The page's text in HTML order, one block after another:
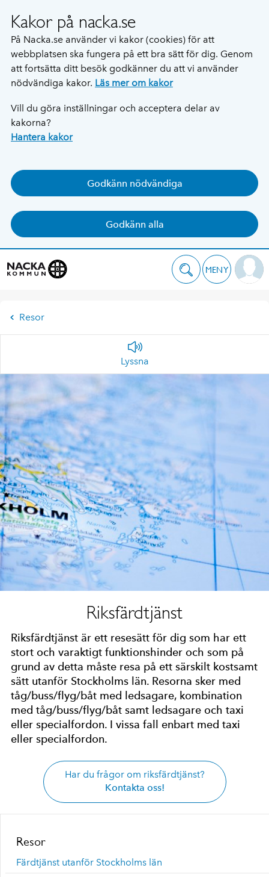
Kakor på nacka.se
På Nacka.se använder vi kakor (cookies) för att
webbplatsen ska fungera på ett bra sätt för dig. Genom
att fortsätta ditt besök godkänner du att vi använder
nödvändiga kakor. Läs mer om kakor
Vill du göra inställningar och acceptera delar av
kakorna?
Hantera kakor
Godkänn nödvändiga
Godkänn alla
MENY
Resor
Lyssna
Riksfärdtjänst
Riksfärdtjänst är ett resesätt för dig som har ett
stort och varaktigt funktionshinder och som på
grund av detta måste resa på ett särskilt kostsamt
sätt utanför Stockholms län. Resorna sker med
tåg/buss/flyg/båt med ledsagare, kombination
med tåg/buss/flyg/båt samt ledsagare och taxi
eller specialfordon. I vissa fall enbart med taxi
eller specialfordon.
Har du frågor om riksfärdtjänst?
Kontakta oss!
Resor
Färdtjänst utanför Stockholms län